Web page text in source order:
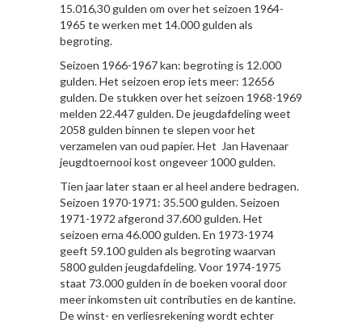
15.016,30 gulden om over het seizoen 1964-
1965 te werken met 14.000 gulden als
begroting.
Seizoen 1966-1967 kan: begroting is 12.000
gulden. Het seizoen erop iets meer: 12656
gulden. De stukken over het seizoen 1968-1969
melden 22.447 gulden. De jeugdafdeling weet
2058 gulden binnen te slepen voor het
verzamelen van oud papier. Het Jan Havenaar
jeugdtoernooi kost ongeveer 1000 gulden.
Tien jaar later staan er al heel andere bedragen.
Seizoen 1970-1971: 35.500 gulden. Seizoen
1971-1972 afgerond 37.600 gulden. Het
seizoen erna 46.000 gulden. En 1973-1974
geeft 59.100 gulden als begroting waarvan
5800 gulden jeugdafdeling. Voor 1974-1975
staat 73.000 gulden in de boeken vooral door
meer inkomsten uit contributies en de kantine.
De winst- en verliesrekening wordt echter